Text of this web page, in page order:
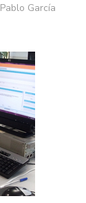
Autor
Pablo García